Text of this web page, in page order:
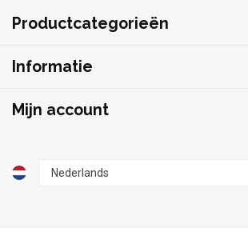
Productcategorieën
Informatie
Mijn account